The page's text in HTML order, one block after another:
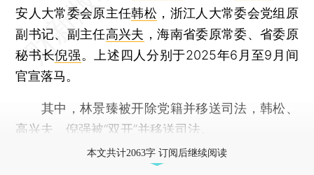
安人大常委会原主任韩松 ，浙江人大常委会党组原
副书记、副主任高兴夫 ，海南省委原常委、省委原
秘书长倪强。上述四人分别于2025年6月至9月间
官宣落马。
其中，林景臻被开除党籍并移送司法，韩松、
高兴夫、倪强被“双开”并移送司法。
本文共计2063字 订阅后继续阅读